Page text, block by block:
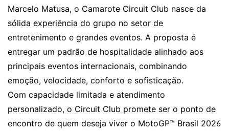
Marcelo Matusa, o Camarote Circuit Club nasce da
sólida experiência do grupo no setor de
entretenimento e grandes eventos. A proposta é
entregar um padrão de hospitalidade alinhado aos
principais eventos internacionais, combinando
emoção, velocidade, conforto e sofisticação.
Com capacidade limitada e atendimento
personalizado, o Circuit Club promete ser o ponto de
encontro de quem deseja viver o MotoGP™ Brasil 2026